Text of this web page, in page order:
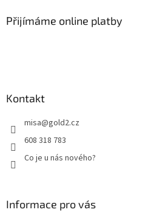
Přijímáme online platby
Kontakt
misa@gold2.cz
608 318 783
Co je u nás nového?
Informace pro vás